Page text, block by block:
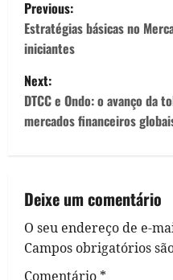
o
s
t
n
v
i
g
Previous:
Estratégias básicas no
iniciantes
Next:
DTCC e Ondo: o avanço da
mercados financeiros
Deixe um comentário
O seu endereço de e-
Campos obrigatórios
Comentário *